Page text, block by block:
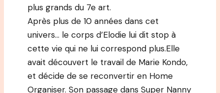
plus grands du 7e art.
Après plus de 10 années dans cet
univers… le corps d’Elodie lui dit stop à
cette vie qui ne lui correspond plus.Elle
avait découvert le travail de Marie Kondo,
et décide de se reconvertir en Home
Organiser. Son passage dans Super Nanny